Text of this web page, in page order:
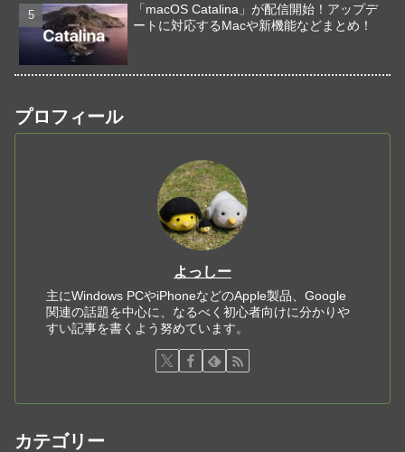
「macOS Catalina」が配信開始！アップデ
ートに対応するMacや新機能などまとめ！
プロフィール
よっしー
主にWindows PCやiPhoneなどのApple製品、Google
関連の話題を中心に、なるべく初心者向けに分かりや
すい記事を書くよう努めています。
カテゴリー